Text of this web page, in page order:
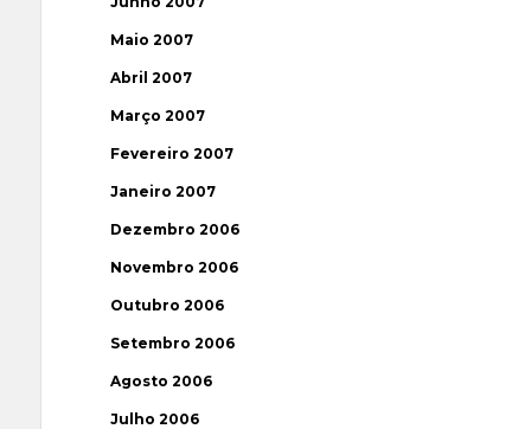
Maio 2007
Abril 2007
Março 2007
Fevereiro 2007
Janeiro 2007
Dezembro 2006
Novembro 2006
Outubro 2006
Setembro 2006
Agosto 2006
Julho 2006